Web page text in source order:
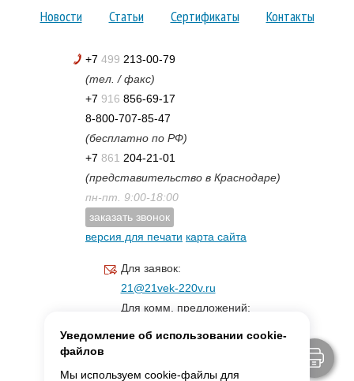
Новости
Статьи Сертификаты Контакты
+7 499 213-00-79
(тел. / факс)
+7 916 856-69-17
8-800-707-85-47
(бесплатно по РФ)
+7 861 204-21-01
(представительство в Краснодаре)
пн-пт. 9:00-18:00
заказать звонок
версия для печати карта сайта
Для заявок:
21@21vek-220v.ru
Для комм. предложений:
Уведомление об использовании cookie-
файлов
Мы используем cookie-файлы для